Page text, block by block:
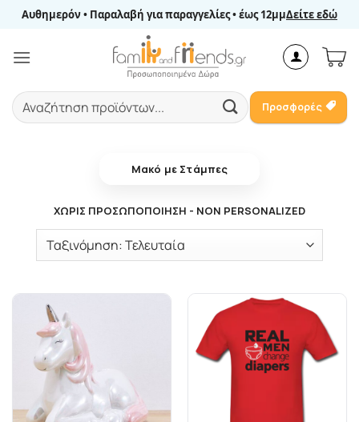
Μετάβαση
περιεχόμενο
Αυθημερόν • Παραλαβή για παραγγελίες • έως 12μμΔείτε εδώ
Αναζήτηση
για:
Προσφορές
Μακό με Στάμπες
ΧΩΡΊΣ ΠΡΟΣΩΠΟΠΟΊΗΣΗ - NON PERSONALIZED